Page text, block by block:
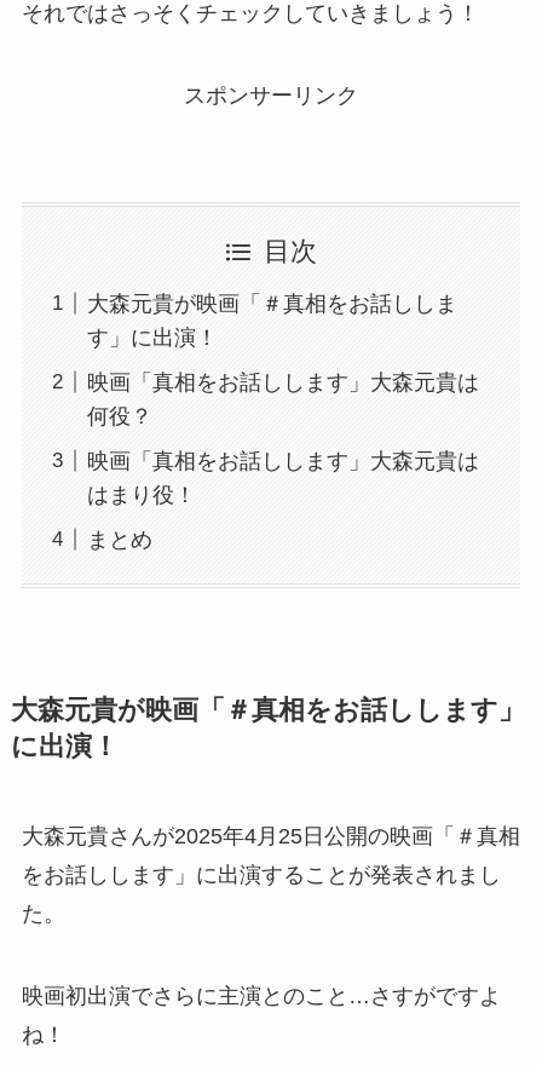
それではさっそくチェックしていきましょう！
スポンサーリンク
目次
大森元貴が映画「＃真相をお話ししま
す」に出演！
映画「真相をお話しします」大森元貴は
何役？
映画「真相をお話しします」大森元貴は
はまり役！
まとめ
大森元貴が映画「＃真相をお話しします」
に出演！
大森元貴さんが2025年4月25日公開の映画「＃真相
をお話しします」に出演することが発表されまし
た。
映画初出演でさらに主演とのこと…さすがですよ
ね！